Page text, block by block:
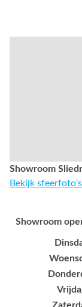
Showroom
Bekijk sfeerfoto's
Showroom